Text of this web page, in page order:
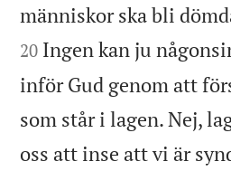
människor ska bli
20 Ingen kan ju
inför Gud genom att
som står i lagen. Nej,
oss att inse att vi är